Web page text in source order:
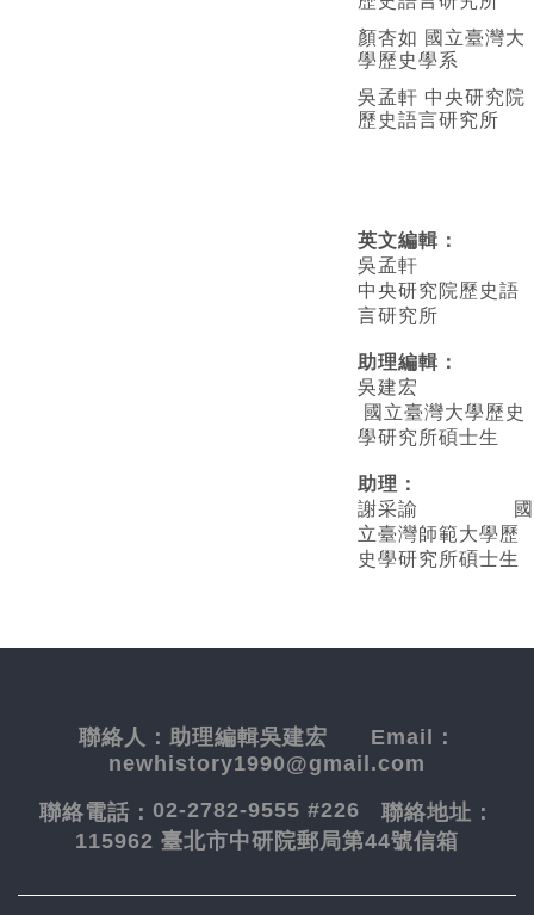
顏杏如 國立臺灣大
學歷史學系
吳孟軒 中央研究院
歷史語言研究所
英文編輯 ：
吳孟軒
中央研究院歷史語
言研究所
助理編輯：
吳建宏
國立臺灣大學歷史
學研究所碩士生
助理：
謝采諭
國
立臺灣師範大學歷
史學研究所碩士生
聯絡人： 助理編輯吳建宏 Email：
newhistory1990@gmail.com
聯絡電話： 02-2782-9555 #226 聯絡地址：
115962 臺北市中研院郵局第44號信箱